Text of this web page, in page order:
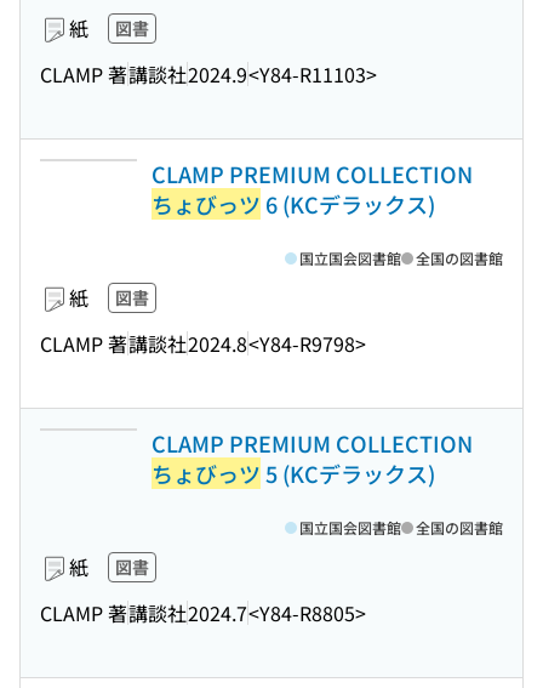
紙 図書
CLAMP 著講談社2024.9<Y84-R11103>
CLAMP PREMIUM COLLECTION
ちょびっツ 6 (KCデラックス)
紙 図書
CLAMP 著講談社2024.8<Y84-R9798>
国立国会図書館 全国の図書館
CLAMP PREMIUM COLLECTION
ちょびっツ5 (KCデラックス)
紙 図書
CLAMP 著講談社2024.7<Y84-R8805>
国立国会図書館 全国の図書館